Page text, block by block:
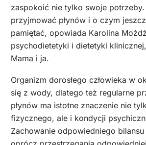
zaspokoić nie tylko swoje
przyjmować płynów i o czym
pamiętać, opowiada Karolina
psychodietetyki i dietetyki
Mama i ja.
Organizm dorosłego człowieka w
się z wody, dlatego też regularne
płynów ma istotne znaczenie nie
fizycznego, ale i kondycji
Zachowanie odpowiedniego